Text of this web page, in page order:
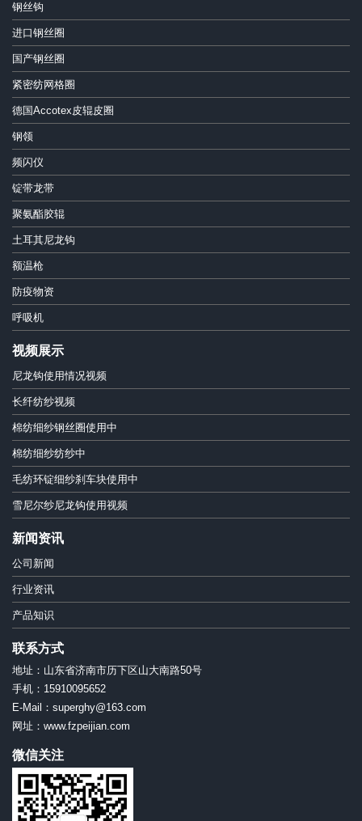
钢丝钩
进口钢丝圈
国产钢丝圈
紧密纺网格圈
德国Accotex皮辊皮圈
钢领
频闪仪
锭带龙带
聚氨酯胶辊
土耳其尼龙钩
额温枪
防疫物资
呼吸机
视频展示
尼龙钩使用情况视频
长纤纺纱视频
棉纺细纱钢丝圈使用中
棉纺细纱纺纱中
毛纺环锭细纱刹车块使用中
雪尼尔纱尼龙钩使用视频
新闻资讯
公司新闻
行业资讯
产品知识
联系方式
地址：山东省济南市历下区山大南路50号
手机：15910095652
E-Mail：superghy@163.com
网址：www.fzpeijian.com
微信关注